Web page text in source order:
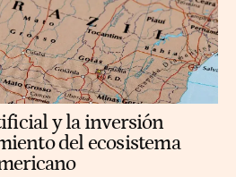
y la inversión
del ecosistema